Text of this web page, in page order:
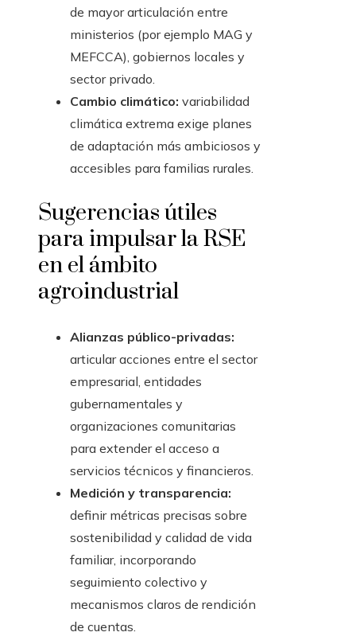
de mayor articulación entre
ministerios (por ejemplo MAG y
MEFCCA), gobiernos locales y
sector privado.
Cambio climático: variabilidad
climática extrema exige planes
de adaptación más ambiciosos y
accesibles para familias rurales.
Sugerencias útiles
para impulsar la RSE
en el ámbito
agroindustrial
Alianzas público-privadas:
articular acciones entre el sector
empresarial, entidades
gubernamentales y
organizaciones comunitarias
para extender el acceso a
servicios técnicos y financieros.
Medición y transparencia:
definir métricas precisas sobre
sostenibilidad y calidad de vida
familiar, incorporando
seguimiento colectivo y
mecanismos claros de rendición
de cuentas.